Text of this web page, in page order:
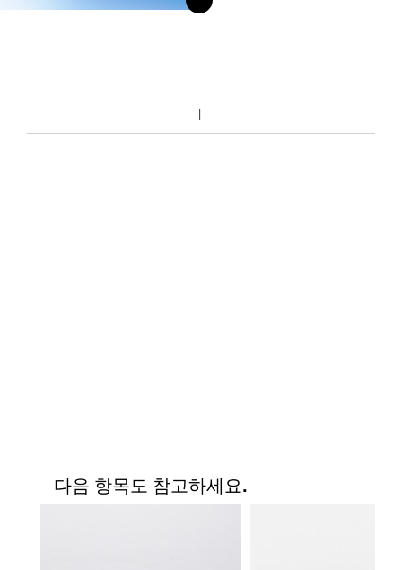
다음 항목도 참고하세요.